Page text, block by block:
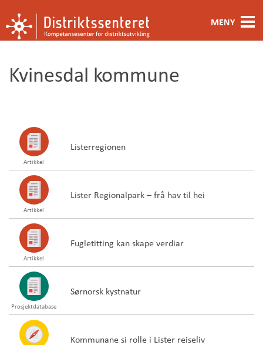
MENY
Kontakt oss
Om oss
Kvinesdal kommune
Artikkel
Listerregionen
Artikkel
Lister Regionalpark – frå hav til hei
Artikkel
Fugletitting kan skape verdiar
Prosjektdatabase
Sørnorsk kystnatur
Kommunane si rolle i Lister reiseliv